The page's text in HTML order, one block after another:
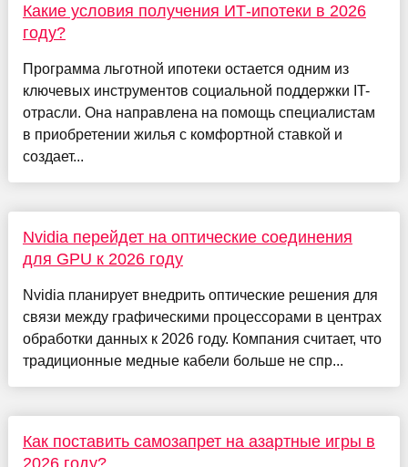
Какие условия получения ИТ-ипотеки в 2026
году?
Программа льготной ипотеки остается одним из
ключевых инструментов социальной поддержки IT-
отрасли. Она направлена на помощь специалистам
в приобретении жилья с комфортной ставкой и
создает...
Nvidia перейдет на оптические соединения
для GPU к 2026 году
Nvidia планирует внедрить оптические решения для
связи между графическими процессорами в центрах
обработки данных к 2026 году. Компания считает, что
традиционные медные кабели больше не спр...
Как поставить самозапрет на азартные игры в
2026 году?